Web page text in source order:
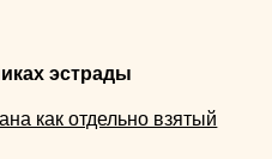
эстрады
как отдельно взятый